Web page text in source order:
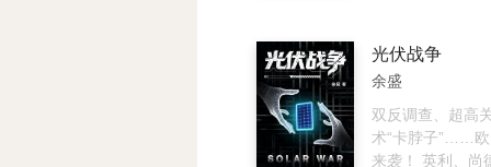
读中国建筑史，
错误，是为了在
造自己的理想生
第一版还介绍了
如OLED及有机
从2016年本书第
来，钙钛矿领域
速，光电转换效
防措施，中西兽
分病猪的针灸治
了多个具有类似
（或方剂），可
与病情灵活应用
光伏战争
余盛
双反调查、超高
术“卡脖子”……
来袭！ 英利、尚